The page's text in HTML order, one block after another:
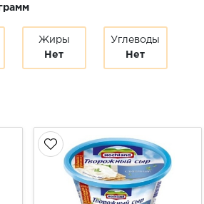
Жиры
Нет
Углеводы
Нет